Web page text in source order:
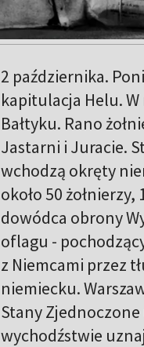
2 października.
kapitulacja Helu.
Bałtyku. Rano
Jastarni i Juracie.
wchodzą okręty
około 50
dowódca obrony
oflagu -
z Niemcami przez
niemiecku.
Stany
wychodźstwie